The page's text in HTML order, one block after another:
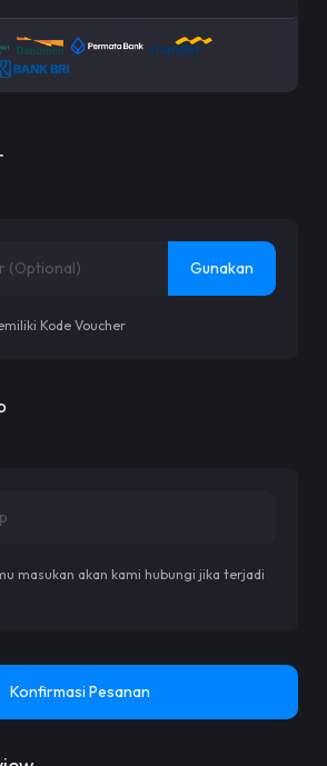
Gunakan
Kode Voucher
masukan akan kami hubungi jika terjadi
Konfirmasi Pesanan